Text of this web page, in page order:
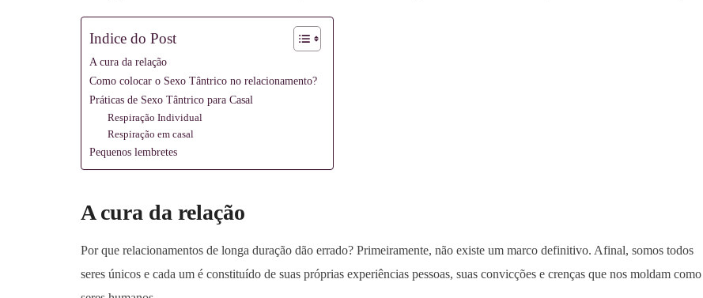
Indice do Post
A cura da relação
Como colocar o Sexo Tântrico no relacionamento?
Práticas de Sexo Tântrico para Casal
Respiração Individual
Respiração em casal
Pequenos lembretes
A cura da relação
Por que relacionamentos de longa duração dão errado? Primeiramente, não existe um marco definitivo. Afinal, somos todos
seres únicos e cada um é constituído de suas próprias experiências pessoas, suas convicções e crenças que nos moldam como